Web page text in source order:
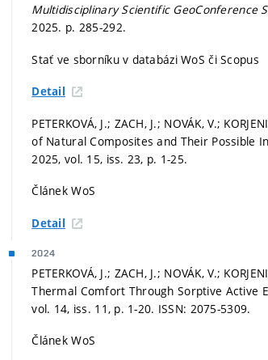
Multidisciplinary Scientific GeoConference
2025. p. 285-292.
Stať ve sborníku v databázi WoS či Scopus
Detail
PETERKOVÁ, J.; ZACH, J.; NOVÁK, V.;
of Natural Composites and Their Possible
2025, vol. 15, iss. 23, p. 1-25.
Článek WoS
Detail
2024
PETERKOVÁ, J.; ZACH, J.; NOVÁK, V.;
Thermal Comfort Through Sorptive Active
vol. 14, iss. 11, p. 1-20. ISSN: 2075-5309.
Článek WoS